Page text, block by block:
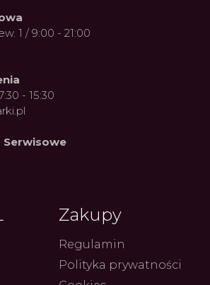
Fenomen marki Festina. Od
kolekcji zegarków
ZEGARKI.PL 4.08.2026
z
1 / 9:00 - 21:00
- 15:30
Serwisowe
Zakupy
Regulamin
Polityka prywatności